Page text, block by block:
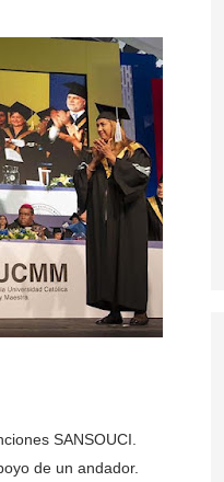
SANSOUCI.
de un andador.